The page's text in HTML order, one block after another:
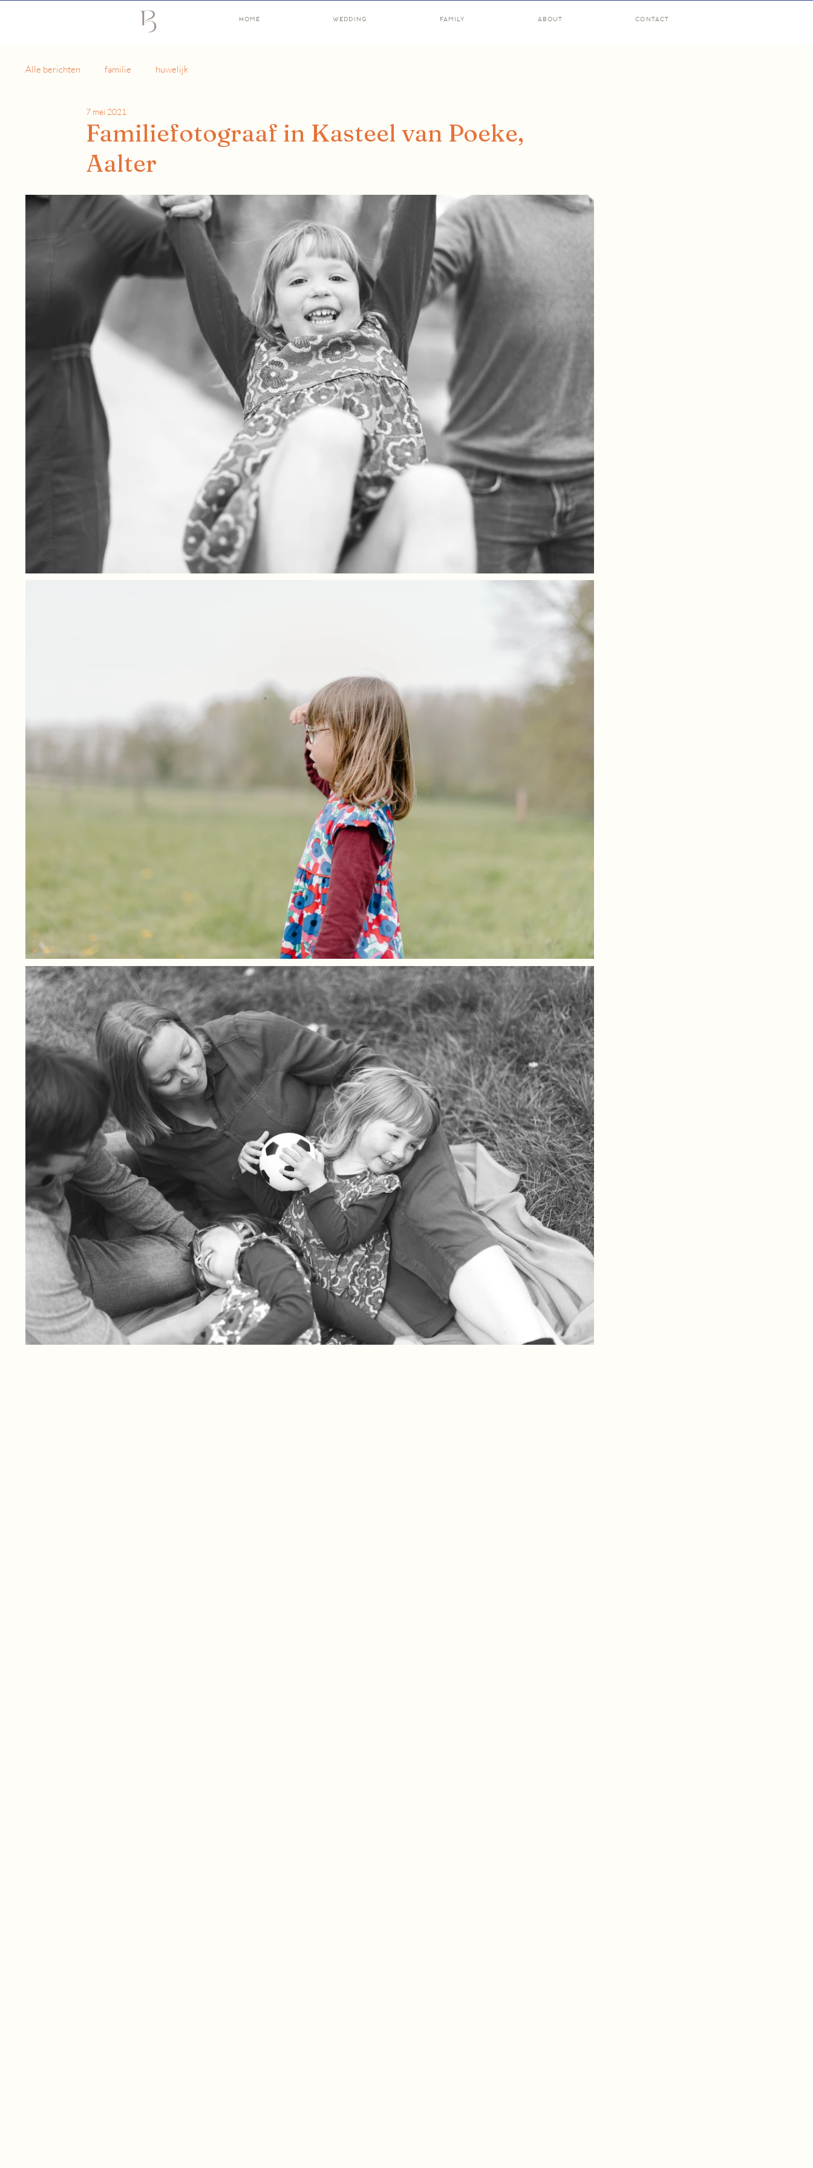
HOME WEDDING FAMILY ABOUT CONTACT
Alle berichten familie huwelijk
Familiefotograaf in Kasteel van Poeke,
Aalter
7 mei 2021